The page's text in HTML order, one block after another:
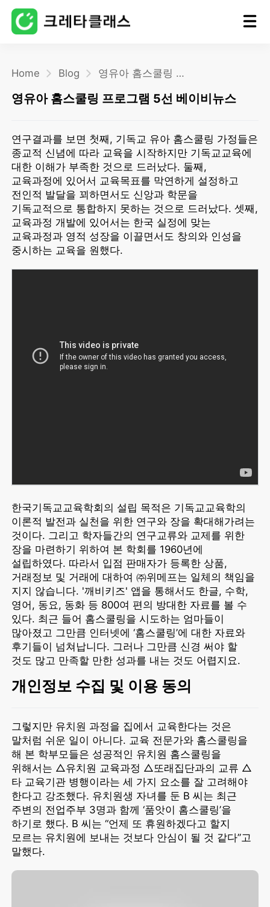
블로그
Home Blog 영유아 홈스쿨링 프로그램 5선 베이비뉴스
영유아 홈스쿨링 프로그램 5선 베이비뉴스
연구결과를 보면 첫째, 기독교 유아 홈스쿨링 가정들은
종교적 신념에 따라 교육을 시작하지만 기독교교육에
대한 이해가 부족한 것으로 드러났다. 둘째,
교육과정에 있어서 교육목표를 막연하게 설정하고
전인적 발달을 꾀하면서도 신앙과 학문을
기독교적으로 통합하지 못하는 것으로 드러났다. 셋째,
교육과정 개발에 있어서는 한국 실정에 맞는
교육과정과 영적 성장을 이끌면서도 창의와 인성을
중시하는 교육을 원했다.
한국기독교교육학회의 설립 목적은 기독교교육학의
이론적 발전과 실천을 위한 연구와 장을 확대해가려는
것이다. 그리고 학자들간의 연구교류와 교제를 위한
장을 마련하기 위하여 본 학회를 1960년에
설립하였다. 따라서 입점 판매자가 등록한 상품,
거래정보 및 거래에 대하여 ㈜위메프는 일체의 책임을
지지 않습니다. '깨비키즈' 앱을 통해서도 한글, 수학,
영어, 동요, 동화 등 800여 편의 방대한 자료를 볼 수
있다. 최근 들어 홈스쿨링을 시도하는 엄마들이
많아졌고 그만큼 인터넷에 ‘홈스쿨링’에 대한 자료와
후기들이 넘쳐납니다. 그러나 그만큼 신경 써야 할
것도 많고 만족할 만한 성과를 내는 것도 어렵지요.
개인정보 수집 및 이용 동의
그렇지만 유치원 과정을 집에서 교육한다는 것은
말처럼 쉬운 일이 아니다. 교육 전문가와 홈스쿨링을
해 본 학부모들은 성공적인 유치원 홈스쿨링을
위해서는 △유치원 교육과정 △또래집단과의 교류 △
타 교육기관 병행이라는 세 가지 요소를 잘 고려해야
한다고 강조했다. 유치원생 자녀를 둔 B 씨는 최근
주변의 전업주부 3명과 함께 ‘품앗이 홈스쿨링’을
하기로 했다. B 씨는 “언제 또 휴원하겠다고 할지
모르는 유치원에 보내는 것보다 안심이 될 것 같다”고
말했다.